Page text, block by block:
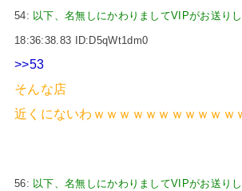
54: 以下、名無しにかわりましてVIPがお送り
18:36:38.83 ID:D5qWt1dm0
>>53
そんな店
近くにないわｗｗｗｗｗｗｗｗｗｗｗ
56: 以下、名無しにかわりましてVIPがお送り